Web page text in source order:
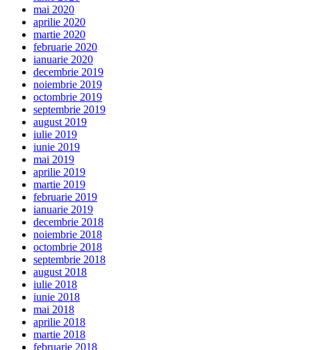
mai 2020
aprilie 2020
martie 2020
februarie 2020
ianuarie 2020
decembrie 2019
noiembrie 2019
octombrie 2019
septembrie 2019
august 2019
iulie 2019
iunie 2019
mai 2019
aprilie 2019
martie 2019
februarie 2019
ianuarie 2019
decembrie 2018
noiembrie 2018
octombrie 2018
septembrie 2018
august 2018
iulie 2018
iunie 2018
mai 2018
aprilie 2018
martie 2018
februarie 2018